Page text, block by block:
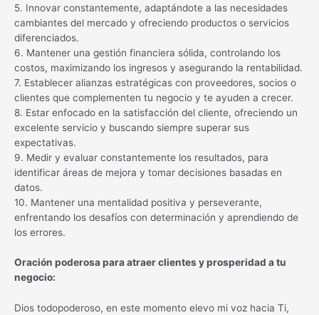
5. Innovar constantemente, adaptándote a las necesidades
cambiantes del mercado y ofreciendo productos o servicios
diferenciados.
6. Mantener una gestión financiera sólida, controlando los
costos, maximizando los ingresos y asegurando la rentabilidad.
7. Establecer alianzas estratégicas con proveedores, socios o
clientes que complementen tu negocio y te ayuden a crecer.
8. Estar enfocado en la satisfacción del cliente, ofreciendo un
excelente servicio y buscando siempre superar sus
expectativas.
9. Medir y evaluar constantemente los resultados, para
identificar áreas de mejora y tomar decisiones basadas en
datos.
10. Mantener una mentalidad positiva y perseverante,
enfrentando los desafíos con determinación y aprendiendo de
los errores.
Oración poderosa para atraer clientes y prosperidad a tu
negocio:
Dios todopoderoso, en este momento elevo mi voz hacia Ti,